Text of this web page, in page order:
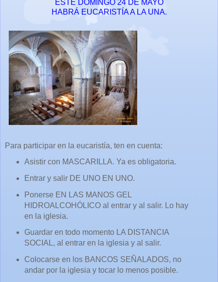
ESTE DOMINGO 24 DE MAYO
HABRÁ EUCARISTÍA A LA UNA.
Para participar en la eucaristía, ten en cuenta:
Asistir con MASCARILLA. Ya es obligatoria.
Entrar y salir DE UNO EN UNO.
Ponerse EN LAS MANOS GEL
HIDROALCOHÓLICO al entrar y al salir. Lo hay
en la iglesia.
Guardar en todo momento LA DISTANCIA
SOCIAL, al entrar en la iglesia y al salir.
Colocarse en los BANCOS SEÑALADOS, no
andar por la iglesia y tocar lo menos posible.